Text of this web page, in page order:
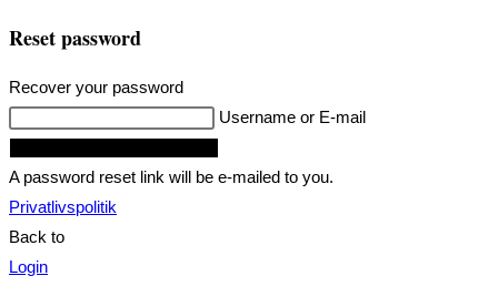
Reset password
Recover your password
Username or E-mail
A password reset link will be e-mailed to you.
Privatlivspolitik
Back to
Login